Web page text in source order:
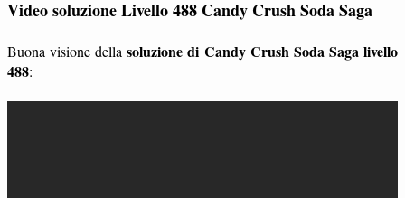
Video soluzione Livello 488 Candy Crush Soda Saga
Buona visione dellasoluzione di Candy Crush Soda Saga livello
488: